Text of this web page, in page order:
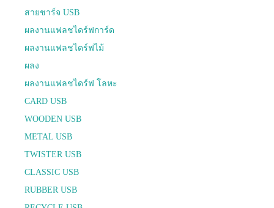
สายชาร์จ USB
ผลงานแฟลชไดร์ฟการ์ด
ผลงานแฟลชไดร์ฟไม้
ผลง
ผลงานแฟลชไดร์ฟ โลหะ
CARD USB
WOODEN USB
METAL USB
TWISTER USB
CLASSIC USB
RUBBER USB